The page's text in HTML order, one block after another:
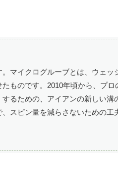
マイクログルーブとは、ウェ
ものです。2010年頃から、プ
るための、アイアンの新しい
スピン量を減らさないための